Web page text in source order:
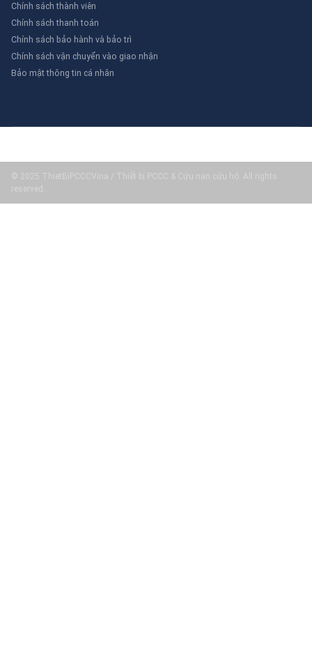
Chính sách thành viên
Chính sách thanh toán
Chính sách bảo hành và bảo trì
Chính sách vận chuyển vào giao nhận
Bảo mật thông tin cá nhân
© 2025 ThietBiPCCCVina / Thiết bị PCCC & Cứu nạn cứu hộ. All rights
reserved.